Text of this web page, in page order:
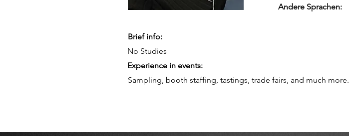
Andere Sprachen:
Brief info:
No Studies
Experience in events:
Sampling, booth staffing, tastings, trade fairs, and much more.